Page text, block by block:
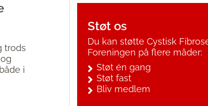
trods
i
Støt os
Du kan støtte Cystisk
Foreningen på flere måder:
Støt én gang
Støt fast
Bliv medlem